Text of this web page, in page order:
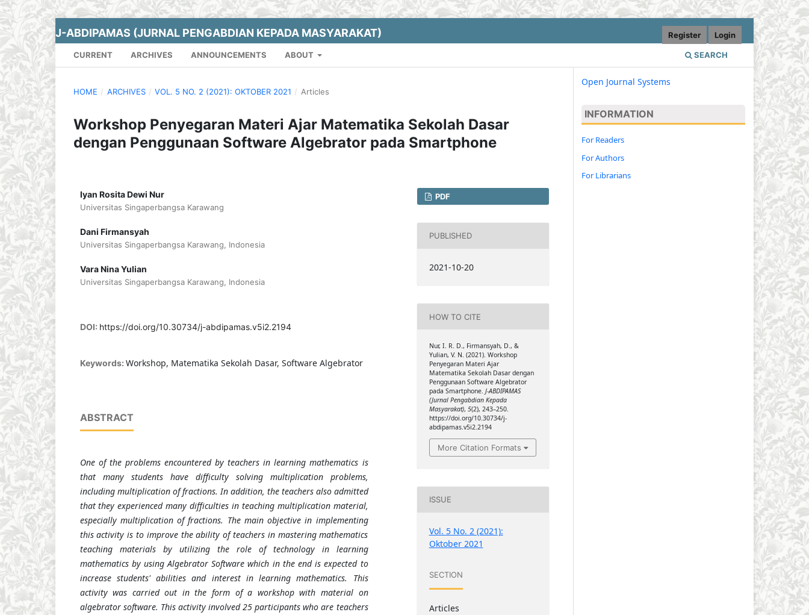
J-ABDIPAMAS (JURNAL PENGABDIAN KEPADA MASYARAKAT)
CURRENT ARCHIVES ANNOUNCEMENTS ABOUT SEARCH
Register Login
HOME / ARCHIVES / VOL. 5 NO. 2 (2021): OKTOBER 2021 / Articles
Workshop Penyegaran Materi Ajar Matematika Sekolah Dasar
dengan Penggunaan Software Algebrator pada Smartphone
Iyan Rosita Dewi Nur
Universitas Singaperbangsa Karawang
Dani Firmansyah
Universitas Singaperbangsa Karawang, Indonesia
Vara Nina Yulian
Universitas Singaperbangsa Karawang, Indonesia
DOI: https://doi.org/10.30734/j-abdipamas.v5i2.2194
Keywords: Workshop, Matematika Sekolah Dasar, Software Algebrator
ABSTRACT
One of the problems encountered by teachers in learning mathematics is
that many students have difficulty solving multiplication problems,
including multiplication of fractions. In addition, the teachers also admitted
that they experienced many difficulties in teaching multiplication material,
especially multiplication of fractions. The main objective in implementing
this activity is to improve the ability of teachers in mastering mathematics
teaching materials by utilizing the role of technology in learning
mathematics by using Algebrator Software which in the end is expected to
increase students' abilities and interest in learning mathematics. This
activity was carried out in the form of a workshop with material on
algebrator software. This activity involved 25 participants who are teachers
PDF
PUBLISHED
2021-10-20
HOW TO CITE
Nur, I. R. D., Firmansyah, D., &
Yulian, V. N. (2021). Workshop
Penyegaran Materi Ajar
Matematika Sekolah Dasar dengan
Penggunaan Software Algebrator
pada Smartphone. J-ABDIPAMAS
(Jurnal Pengabdian Kepada
Masyarakat), 5(2), 243–250.
https://doi.org/10.30734/j-
abdipamas.v5i2.2194
More Citation Formats
ISSUE
Vol. 5 No. 2 (2021):
Oktober 2021
SECTION
Articles
Open Journal Systems
INFORMATION
For Readers
For Authors
For Librarians